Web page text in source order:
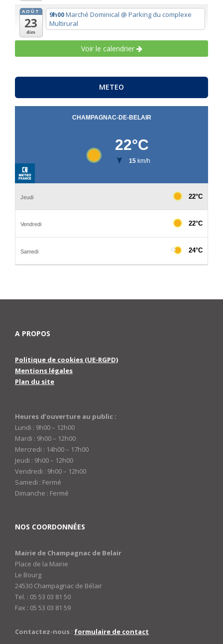
AOÛT
23
dim
9h00Marché Dominical @ Parking du complexe
Multirural
Voir le calendrier
METEO
A PROPOS
Politique de cookies (UE-RGPD)
Mentions légales
Plan du site
Heures d’ouverture au public :
Lundi : 9h00 – 12h00
Mardi : 9h00 – 12h00
Mercredi : 14h00 – 17h00
Jeudi : 9h00 – 12h00
Vendredi : 9h00 – 12h00
Samedi : Fermé
Dimanche : Fermé
NOS COORDONNÉES
Mairie de Champagnac de Belair
Place de la Mairie
Le Bourg
24530 Champagnac de Bélair
Tel. : 05 53 03 81 50
Fax : 05 53 03 81 59
Contactez-nous : formulaire de contact